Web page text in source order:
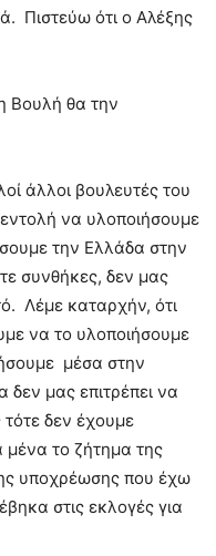
Πιστεύω ότι ο Αλέξης
Βουλή θα την
άλλοι βουλευτές του
να υλοποιήσουμε
την Ελλάδα στην
συνθήκες, δεν μας
Λέμε καταρχήν, ότι
να το υλοποιήσουμε
μέσα στην
μας επιτρέπει να
δεν έχουμε
μένα το ζήτημα της
υποχρέωσης που έχω
στις εκλογές για